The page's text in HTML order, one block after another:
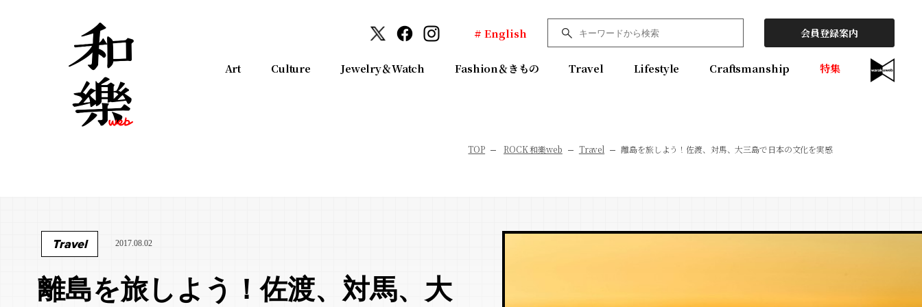
# English 会員登録案内
Art Culture Jewelry＆Watch Fashion＆きもの Travel Lifestyle Craftsmanship 特集
TOP ROCK 和樂web Travel 離島を旅しよう！佐渡、対馬、大三島で日本の文化を実感
Travel 2017.08.02
離島を旅しよう！佐渡、対馬、大